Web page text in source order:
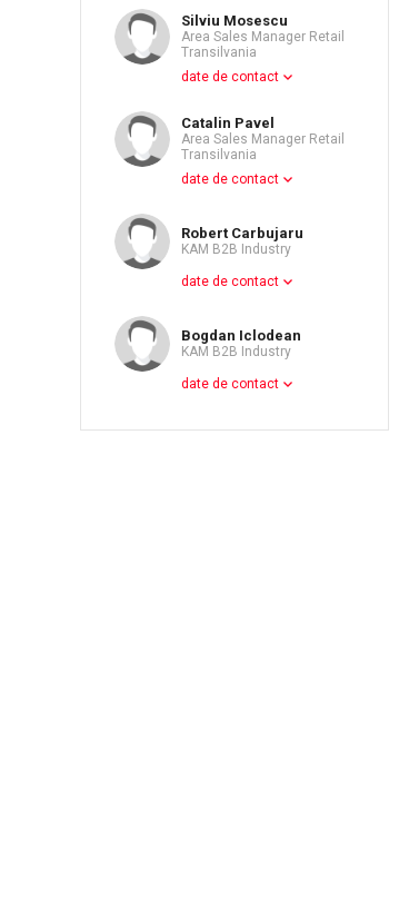
Silviu Mosescu
Area Sales Manager Retail
Transilvania
date de contact
Catalin Pavel
Area Sales Manager Retail
Transilvania
date de contact
Robert Carbujaru
KAM B2B Industry
date de contact
Bogdan Iclodean
KAM B2B Industry
date de contact